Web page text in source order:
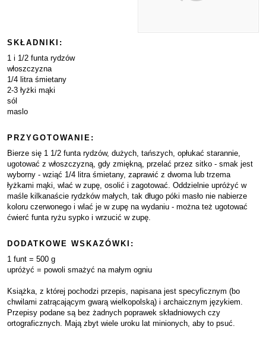
SKŁADNIKI:
1 i 1/2 funta rydzów
włoszczyzna
1/4 litra śmietany
2-3 łyżki mąki
sól
maslo
PRZYGOTOWANIE:
Bierze się 1 1/2 funta rydzów, dużych, tańszych, opłukać starannie,
ugotować z włoszczyzną, gdy zmiękną, przelać przez sitko - smak jest
wyborny - wziąć 1/4 litra śmietany, zaprawić z dwoma lub trzema
łyżkami mąki, wlać w zupę, osolić i zagotować. Oddzielnie upróżyć w
maśle kilkanaście rydzków małych, tak długo póki masło nie nabierze
koloru czerwonego i wlać je w zupę na wydaniu - można też ugotować
ćwierć funta ryżu sypko i wrzucić w zupę.
DODATKOWE WSKAZÓWKI:
1 funt = 500 g
upróżyć = powoli smażyć na małym ogniu
Książka, z której pochodzi przepis, napisana jest specyficznym (bo
chwilami zatrącającym gwarą wielkopolską) i archaicznym językiem.
Przepisy podane są bez żadnych poprawek składniowych czy
ortograficznych. Mają zbyt wiele uroku lat minionych, aby to psuć.